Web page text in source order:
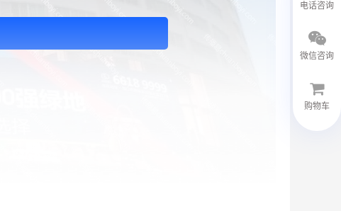
电话咨询
微信咨询
购物车